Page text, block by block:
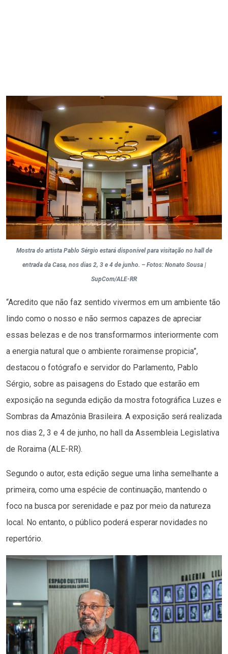
Mostra do artista Pablo Sérgio estará disponível para visitação no hall de
entrada da Casa, nos dias 2, 3 e 4 de junho. – Fotos: Nonato Sousa |
SupCom/ALE-RR
“Acredito que não faz sentido vivermos em um ambiente tão
lindo como o nosso e não sermos capazes de apreciar
essas belezas e de nos transformarmos interiormente com
a energia natural que o ambiente roraimense propicia”,
destacou o fotógrafo e servidor do Parlamento, Pablo
Sérgio, sobre as paisagens do Estado que estarão em
exposição na segunda edição da mostra fotográfica Luzes e
Sombras da Amazônia Brasileira. A exposição será realizada
nos dias 2, 3 e 4 de junho, no hall da Assembleia Legislativa
de Roraima (ALE-RR).
Segundo o autor, esta edição segue uma linha semelhante a
primeira, como uma espécie de continuação, mantendo o
foco na busca por serenidade e paz por meio da natureza
local. No entanto, o público poderá esperar novidades no
repertório.